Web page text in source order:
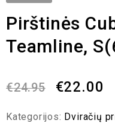
Pirštinės
Teamline,
€24.95 €22.00
Kategorijos: Dviračių